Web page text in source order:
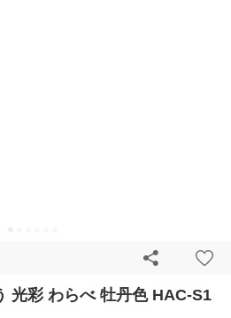
光彩 わらべ 牡丹色 HAC-S1